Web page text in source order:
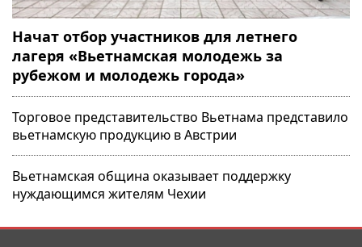
Начат отбор участников для летнего
лагеря «Вьетнамская молодежь за
рубежом и молодежь города»
Торговое представительство Вьетнама представило
вьетнамскую продукцию в Австрии
Вьетнамская община оказывает поддержку
нуждающимся жителям Чехии